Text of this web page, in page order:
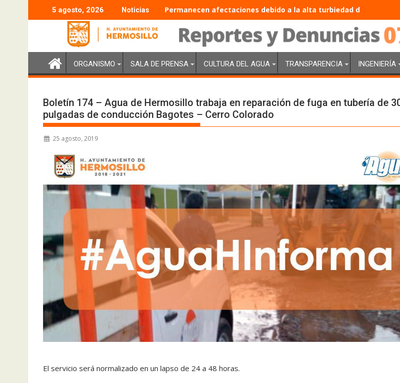
5 agosto, 2026 Noticias Permanecen afectaciones debido a la alta turbiedad del agua
ORGANISMO SALA DE PRENSA CULTURA DEL AGUA TRANSPARENCIA INGENIERÍA
Boletín 174 – Agua de Hermosillo trabaja en reparación de fuga en tubería de
pulgadas de conducción Bagotes – Cerro Colorado
25 agosto, 2019
El servicio será normalizado en un lapso de 24 a 48 horas.